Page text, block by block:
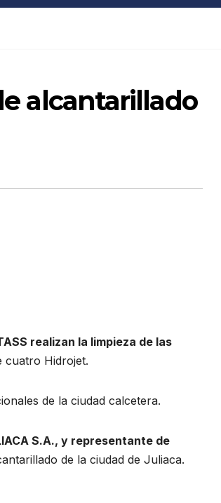
alcantarillado
realizan la limpieza de las
cuatro Hidrojet.
de la ciudad calcetera.
S.A., y representante de
de la ciudad de Juliaca.